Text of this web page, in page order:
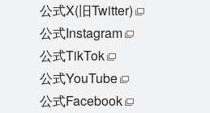
公式X(旧Twitter)
公式Instagram
公式TikTok
公式YouTube
公式Facebook